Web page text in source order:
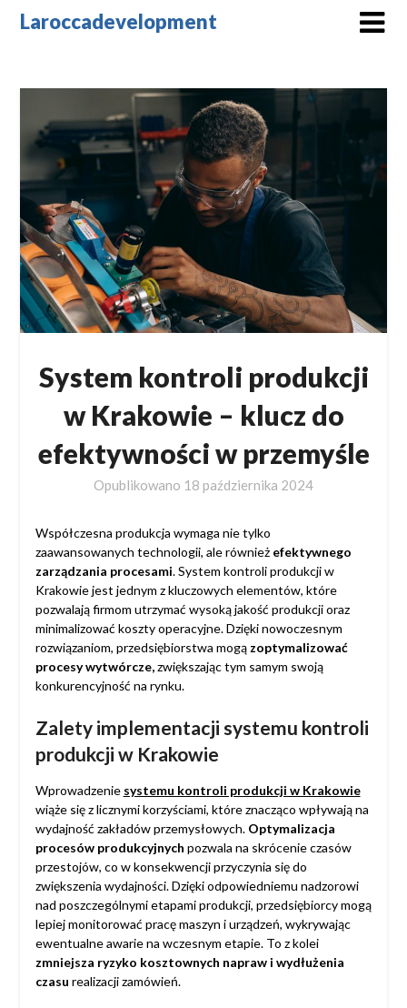
SkipLaroccadevelopment
System kontroli produkcji
w Krakowie – klucz do
efektywności w przemyśle
Opublikowano 18 października 2024
Współczesna produkcja wymaga nie tylko
zaawansowanych technologii, ale również efektywnego
zarządzania procesami. System kontroli produkcji w
Krakowie jest jednym z kluczowych elementów, które
pozwalają firmom utrzymać wysoką jakość produkcji oraz
minimalizować koszty operacyjne. Dzięki nowoczesnym
rozwiązaniom, przedsiębiorstwa mogą zoptymalizować
procesy wytwórcze,zwiększając tym samym swoją
konkurencyjność na rynku.
Zalety implementacji systemu kontroli
produkcji w Krakowie
Wprowadzenie systemu kontroli produkcji w Krakowie
wiąże się z licznymi korzyściami, które znacząco wpływają na
wydajność zakładów przemysłowych. Optymalizacja
procesów produkcyjnych pozwala na skrócenie czasów
przestojów, co w konsekwencji przyczynia się do
zwiększenia wydajności. Dzięki odpowiedniemu nadzorowi
nad poszczególnymi etapami produkcji, przedsiębiorcy mogą
lepiej monitorować pracę maszyn i urządzeń, wykrywając
ewentualne awarie na wczesnym etapie. To z kolei
zmniejsza ryzyko kosztownych napraw i wydłużenia
czasu realizacji zamówień.